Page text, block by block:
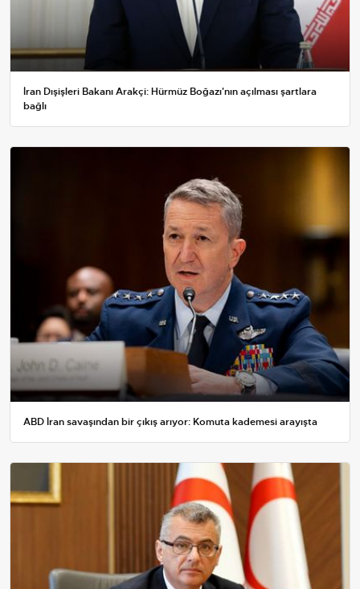
İran Dışişleri Bakanı Arakçi: Hürmüz Boğazı'nın açılması şartlara
bağlı
ABD İran savaşından bir çıkış arıyor: Komuta kademesi arayışta